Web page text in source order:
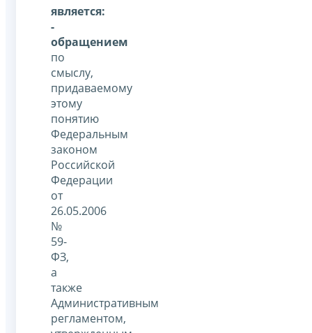
является:
-
обращением
по
смыслу,
придаваемому
этому
понятию
Федеральным
законом
Российской
Федерации
от
26.05.2006
№
59-
ФЗ,
а
также
Административным
регламентом,